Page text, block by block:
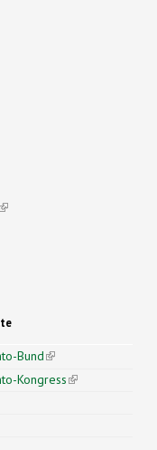
(link is external)
Bund(link is
external)
Kongress(link is
is external)